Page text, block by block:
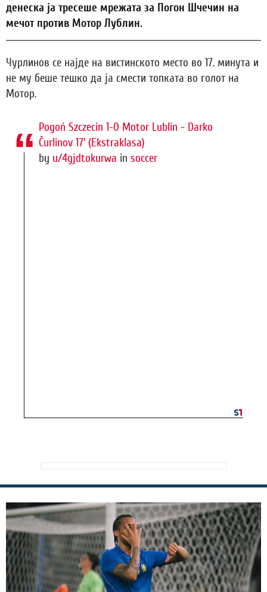
денеска ја тресеше мрежата за Погон Шчечин на
мечот против Мотор Лублин.
Чурлинов се најде на вистинското место во 17. минута и
не му беше тешко да ја смести топката во голот на
Мотор.
Pogoń Szczecin 1-0 Motor Lublin - Darko
Čurlinov 17' (Ekstraklasa)
by u/4gjdtokurwa in soccer